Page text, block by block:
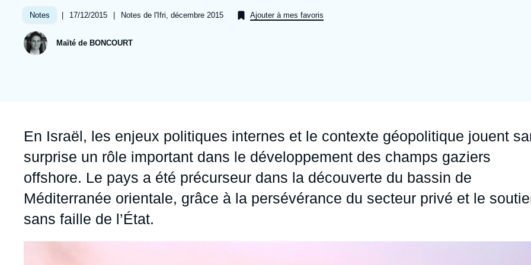
Partenariats et réseaux
Nous soutenir en tant que professionnel
Ramses
Intelligence artificielle
Guerre en Ukraine
Europe
Notes |
Date
publication
17/12/2015 | Références
Notes de l'Ifri, décembre 2015 Ajouter à mes favoris
Maïté de BONCOURT
Accroche
En Israël, les enjeux politiques internes et le contexte géopolitique jouent
surprise un rôle important dans le développement des champs gaziers
offshore. Le pays a été précurseur dans la découverte du bassin de
Méditerranée orientale, grâce à la persévérance du secteur privé et le
sans faille de l’État.